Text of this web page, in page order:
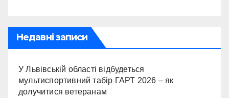
Недавні записи
У Львівській області відбудеться
мультиспортивний табір ГАРТ 2026 – як
долучитися ветеранам